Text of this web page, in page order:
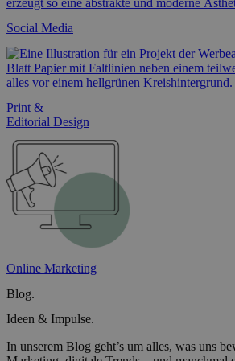
Social Media
Print &
Editorial Design
Online Marketing
Blog.
Ideen & Impulse.
In unserem Blog geht’s um alles, was uns